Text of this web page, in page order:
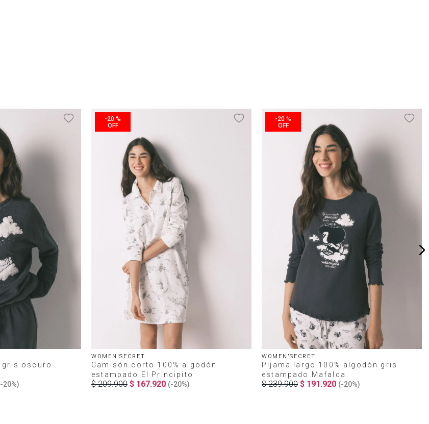
gris oscuro
20%)
-20 %
WOMEN'SECRET
Camisón corto 100% algodón
estampado El Principito
$ 209.900 $ 167.920 (-20%)
-20 %
WOMEN'SECRET
Pijama largo 100% algodón gris
estampado Mafalda
$ 239.900 $ 191.920 (-20%)